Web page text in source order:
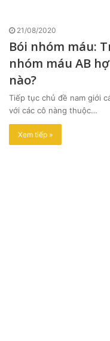
21/08/2020
Bói nhóm máu:
nhóm máu AB
nào?
Tiếp tục chủ đề nam giới
với các cô nàng thuộc…
Xem tiếp »